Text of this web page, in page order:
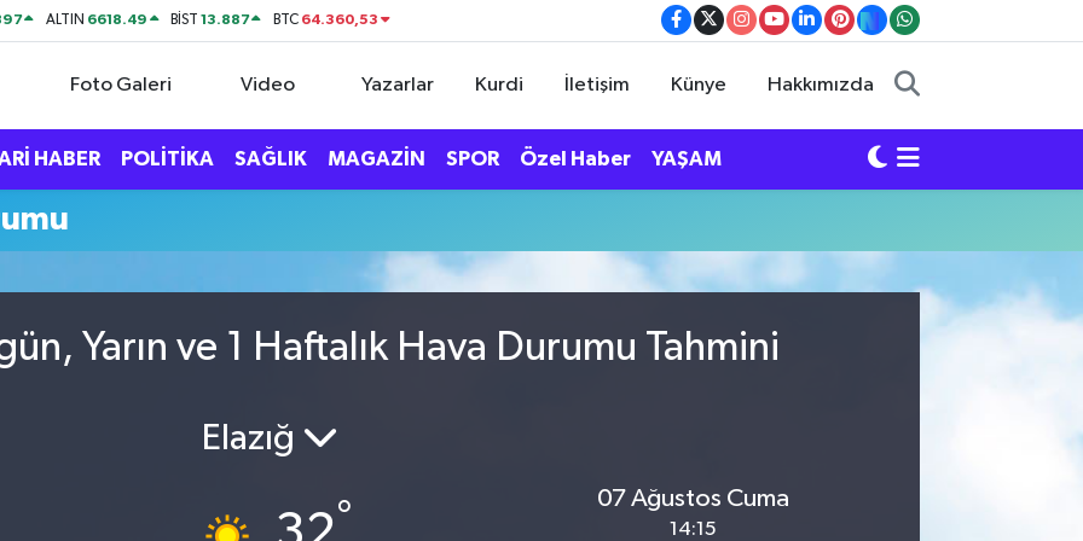
ALTIN 6618.49 BİST13.887 BTC 64.360,53
Foto Galeri Video Yazarlar Kurdi İletişim Künye Hakkımızda
HABER POLİTİKA SAĞLIK MAGAZİN SPOR Özel Haber YAŞAM
Yarın ve 1 Haftalık Hava Durumu Tahmini
Elazığ
°
07 Ağustos Cuma
14:15